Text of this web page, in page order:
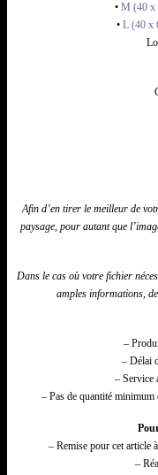
• M (40 x
• L (40 x
Afin d’en tirer le meilleur de
paysage, pour autant que
Dans le cas où votre fichier
amples informations,
–
– Délai
– Service
– Pas de quantité minimum
– Remise pour cet article
–